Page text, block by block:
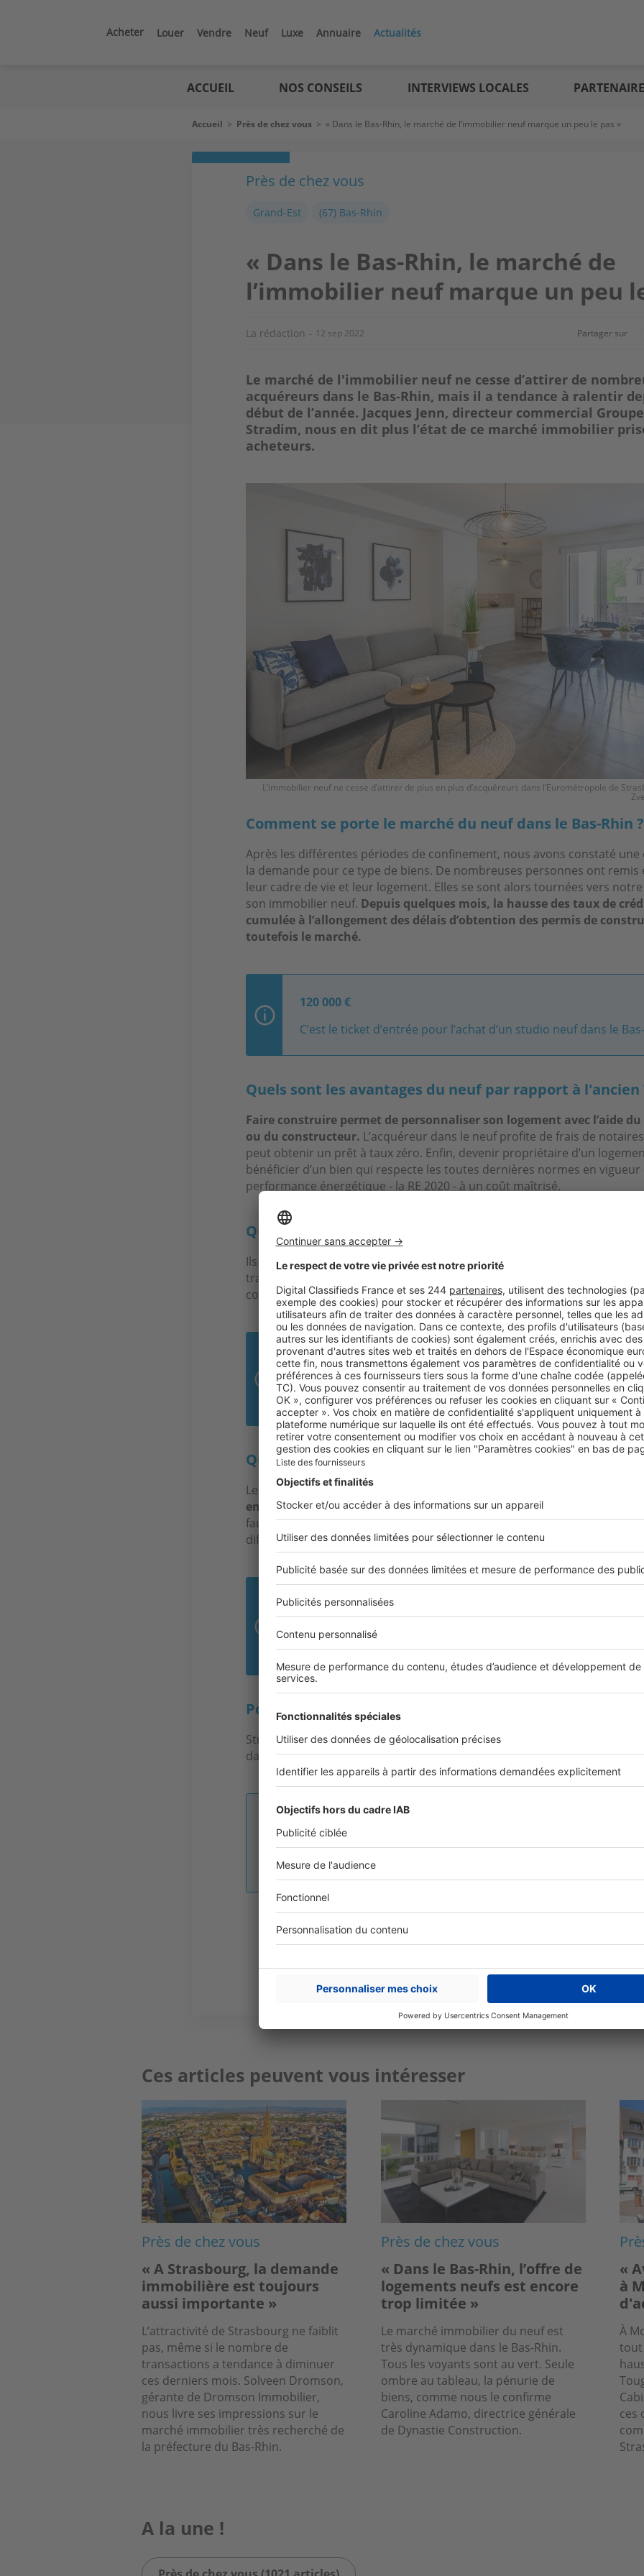
Acheter Louer Vendre Neuf Luxe Annuaire Actualités
ACCUEIL NOS CONSEILS INTERVIEWS LOCALES
Fil
Accueil > Près de chez vous > « Dans le Bas-Rhin, le marché de l’immobilier neuf marque un peu le pas »
Près de chez vous
Grand-Est (67) Bas-Rhin
« Dans le Bas-Rhin, le marché de
l’immobilier neuf marque un peu
La rédaction 12 sep 2022 Partager sur
Le marché de l'immobilier neuf ne cesse d’attirer de
acquéreurs dans le Bas-Rhin, mais il a tendance à ralentir
début de l’année. Jacques Jenn, directeur commercial
Stradim, nous en dit plus l’état de ce marché immobilier
acheteurs.
L’immobilier neuf ne cesse d’attirer de plus en plus d’acquéreurs dans l’Eurométropole de
Comment se porte le marché du neuf dans le Bas-Rhin ?
Après les différentes périodes de confinement, nous avons constaté une
la demande pour ce type de biens. De nombreuses personnes ont remis
leur cadre de vie et leur logement. Elles se sont alors tournées vers
son immobilier neuf. Depuis quelques mois, la hausse des taux de
cumulée à l’allongement des délais d’obtention des permis de
toutefois le marché.
120 000 €
C’est le ticket d’entrée pour l’achat d’un studio neuf dans le
Quels sont les avantages du neuf par rapport à l'ancien
Faire construire permet de personnaliser son logement avec l’aide
ou du constructeur. L’acquéreur dans le neuf profite de frais de
peut obtenir un prêt à taux zéro. Enfin, devenir propriétaire d’un
bénéficier d’un bien qui respecte les toutes dernières normes en
performance énergétique - la RE 2020 - à un coût maîtrisé.
Quels sont les critères de recherche des acheteurs dans
Ils sont très attentifs à l’emplacement du logement et, notamment, à la
transports.
copropriétés à taille humaine.
« Avec l’allongement des délais des permis de construire,
face à une pénurie d'offre dans le neuf »
Jacques Jenn, directeur commercial de Stradim
Quel budget prévoir pour acquérir un bien neuf dans le
Les studios se vendent entre 120 000 et 150 000 €.
Le prix des
entre 150 000 et 190 000 € , celui des F3 de 200 000 à 240 000 €. Pour
faut compter entre 330 000 et 400 000 €. Pour la construction d’une
difficile de donner un prix, car tout dépend de l’ampleur du projet.
400 000 €
C’est la fourchette haute pour acheter un appartement F4 neuf
le Bas-Rhin.
Pouvez-vous nous présenter votre société ?
Stradim est une société de promotion immobilière créée en 1990. Nous
dans le Grand-Est, en région parisienne, en Occitanie et également en
Image
Jacques Jenn
expert immobilier
Ces articles peuvent vous intéresser
Image
Près de chez vous
« A Strasbourg, la demande
immobilière est toujours
aussi importante »
L’attractivité de Strasbourg ne faiblit
pas, même si le nombre de
transactions a tendance à diminuer
ces derniers mois. Solveen Dromson,
gérante de Dromson Immobilier,
nous livre ses impressions sur le
marché immobilier très recherché de
la préfecture du Bas-Rhin.
Près de chez vous
« Dans le Bas-Rhin, l’offre de
logements neufs est encore
trop limitée »
Le marché immobilier du neuf est
très dynamique dans le Bas-Rhin.
Tous les voyants sont au vert. Seule
ombre au tableau, la pénurie de
biens, comme nous le confirme
Caroline Adamo, directrice générale
de Dynastie Construction.
Image
«
à
À
tout
ces
A la une !